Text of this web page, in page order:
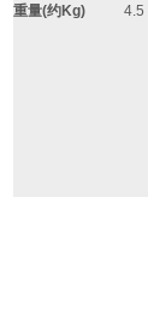
重量(约Kg) 4.5